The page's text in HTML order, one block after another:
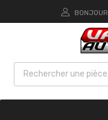
BONJOUR.